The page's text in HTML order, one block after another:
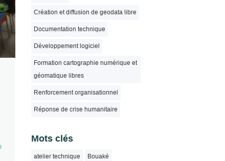
Création et diffusion de geodata libre
Documentation technique
Développement logiciel
Formation cartographie numérique et
géomatique libres
Renforcement organisationnel
Réponse de crise humanitaire
Mots clés
atelier technique Bouaké